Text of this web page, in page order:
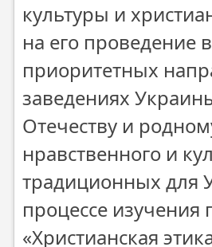
культуры и
на его проведение
приоритетных
заведениях
Отечеству и
нравственного и
традиционных для
процессе
«Христианская